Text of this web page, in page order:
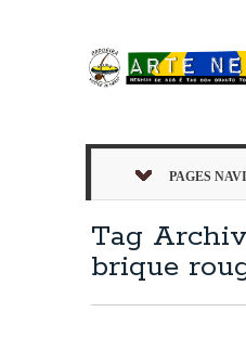
PAGES
Tag
brique